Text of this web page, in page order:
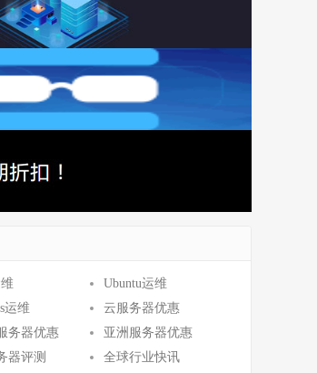
Ubuntu运维
运维
云服务器优惠
务器优惠
亚洲服务器优惠
器评测
全球行业快讯